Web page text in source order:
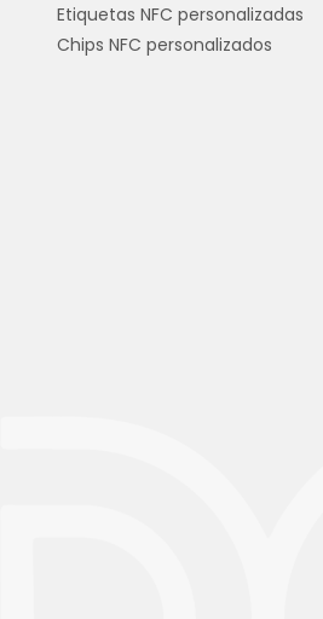
Etiquetas NFC personalizadas
Chips NFC personalizados